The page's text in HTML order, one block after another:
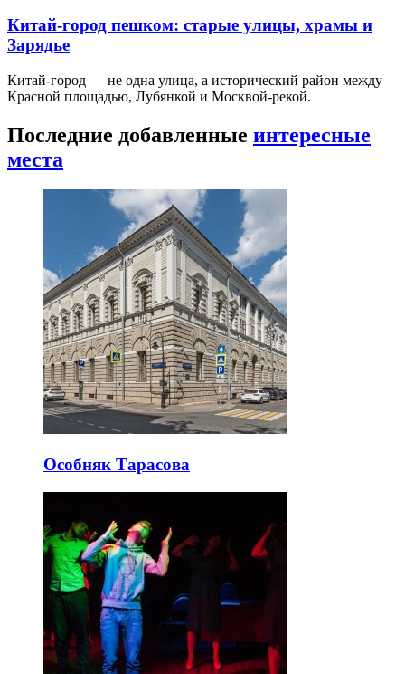
Китай-город пешком: старые улицы, храмы и
Зарядье
Китай-город — не одна улица, а исторический район между
Красной площадью, Лубянкой и Москвой-рекой.
Последние добавленные интересные
места
Особняк Тарасова